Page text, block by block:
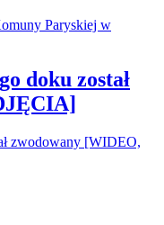
doku został